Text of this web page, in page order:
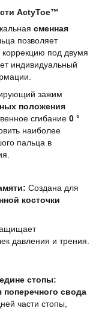
ActyToe™
сменная
позволяет
под двумя
индивидуальный
зажим
положения
сгибание 0 °
наиболее
пальца в
Создана для
косточки
давления и трения.
стопы:
поперечного свода
части стопы,